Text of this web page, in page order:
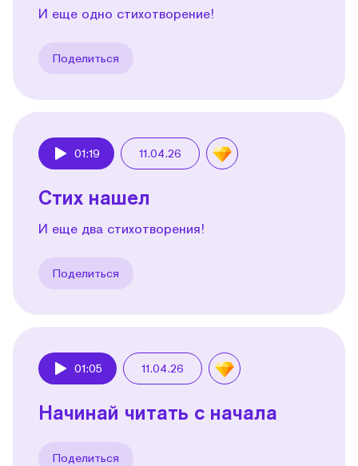
И еще одно стихотворение!
Поделиться
01:19 11.04.26
Стих нашел
И еще два стихотворения!
Поделиться
01:05 11.04.26
Начинай читать с начала
Поделиться